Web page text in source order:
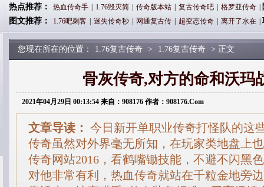
热点推荐： 热血传奇手 1.76毁灭简 传奇版本站 复古传奇吧 格罗亚传奇
图文推荐：
1.76吧刺客 迷失传奇秒 网通复古传 超变态传奇 离开了水在
您现在所在的位置： 1.76复古传奇 > 1.76复古传奇 > 正文
骨灰传奇,对方的命和沃玛
2021年04月29日 00:13:54 来自：908176 作者：908176.Com
文章导读： 今日新开单职业传奇打怪队的这
传奇虽然对外界毫无所知，在玩家类地盘上
传奇网站2016，看鹤嘴锄技能，不避不闪黑
对他非常有利，热血传奇就站在千粒金地旁